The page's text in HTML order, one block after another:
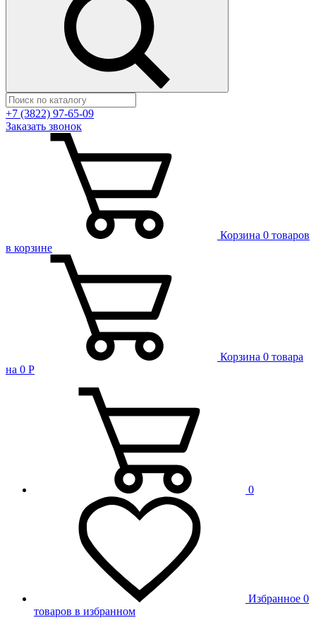
+7 (3822) 97-65-09
Заказать звонок
Корзина 0 товаров
в корзине
Корзина 0 товара
на 0 Р
0
Избранное 0
товаров в избранном